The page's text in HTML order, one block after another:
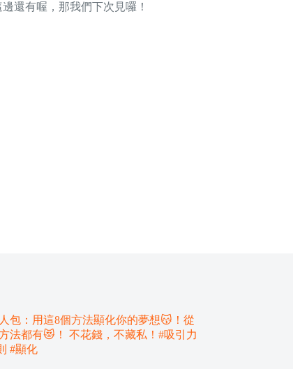
還有喔，那我們下次見囉！
包：用這8個方法顯化你的夢想😽！從
法都有😻！ 不花錢，不藏私！#吸引力
#顯化